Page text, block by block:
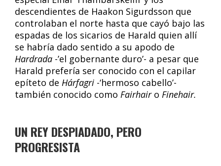
descendientes de Haakon Sigurdsson que
controlaban el norte hasta que cayó bajo las
espadas de los sicarios de Harald quien allí
se habría dado sentido a su apodo de
Hardrada -’el gobernante duro’- a pesar que
Harald prefería ser conocido con el capilar
epíteto de Hárfagri -‘hermoso cabello’-
también conocido como Fairhairo Finehair.
UN REY DESPIADADO, PERO
PROGRESISTA